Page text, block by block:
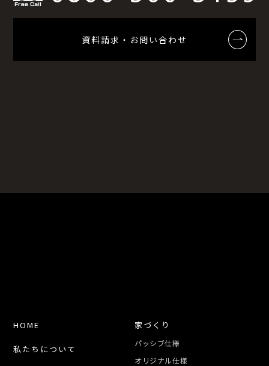
資料請求・お問い合わせ
HOME
私たちについて
家づくり
パッシブ仕様
オリジナル仕様